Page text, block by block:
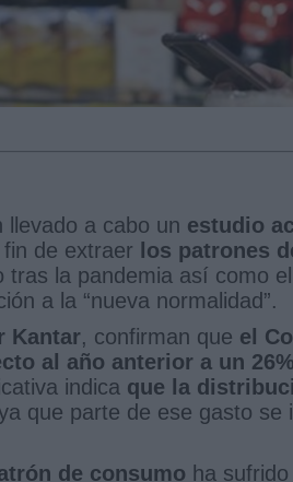
llevado a cabo un estudio
de extraer los patrones
tras la pandemia así como
a la “nueva normalidad”.
Kantar, confirman que el
al año anterior a un
indica que la
que parte de ese gasto
de consumo ha